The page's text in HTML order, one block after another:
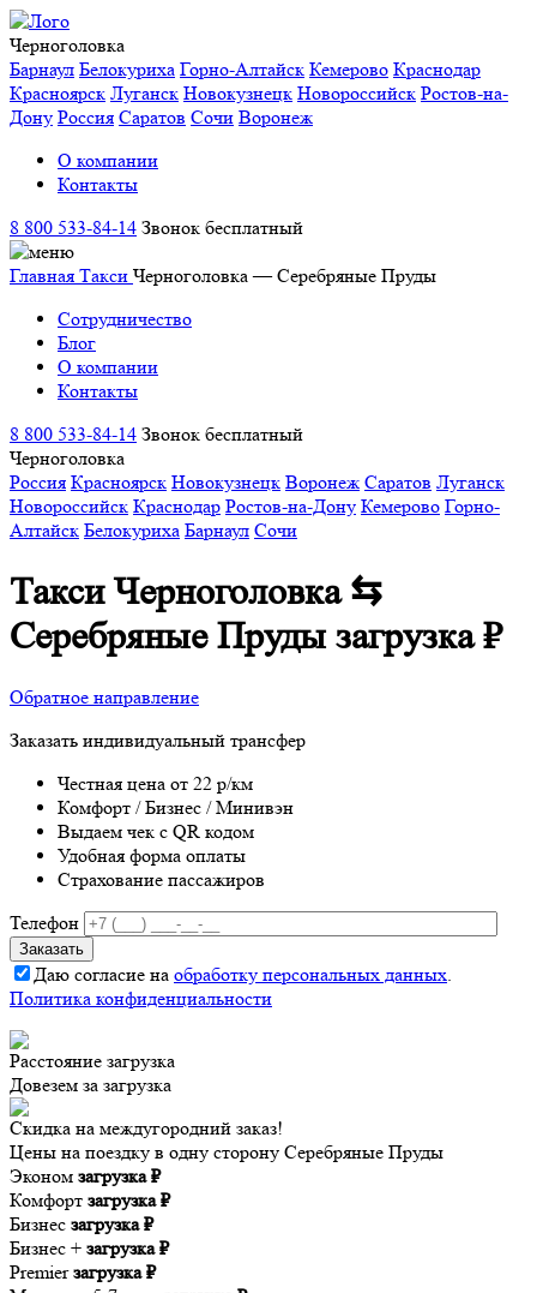
Черноголовка
Барнаул Белокуриха Горно-Алтайск Кемерово Краснодар
Красноярск Луганск Новокузнецк Новороссийск Ростов-на-
Дону Россия Саратов Сочи Воронеж
О компании
Контакты
8 800 533-84-14 Звонок бесплатный
Главная Такси Черноголовка — Серебряные Пруды
Сотрудничество
Блог
О компании
Контакты
8 800 533-84-14 Звонок бесплатный
Черноголовка
Россия Красноярск Новокузнецк Воронеж Саратов Луганск
Новороссийск Краснодар Ростов-на-Дону Кемерово Горно-
Алтайск Белокуриха Барнаул Сочи
Такси Черноголовка ⇆
Серебряные Прудызагрузка₽
Обратное направление
Заказать индивидуальный трансфер
Честная цена от 22 р/км
Комфорт / Бизнес / Минивэн
Выдаем чек с QR кодом
Удобная форма оплаты
Страхование пассажиров
Телефон
Даю согласие на обработку персональных данных.
Политика конфиденциальности
Расстояние загрузка
Довезем за загрузка
Скидка на междугородний заказ!
Цены на поездку в одну сторону Серебряные Пруды
Эконом загрузка ₽
Комфорт загрузка ₽
Бизнес загрузка ₽
Бизнес + загрузка ₽
Premier загрузка ₽